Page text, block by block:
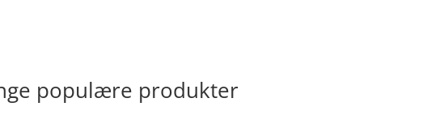
populære produkter